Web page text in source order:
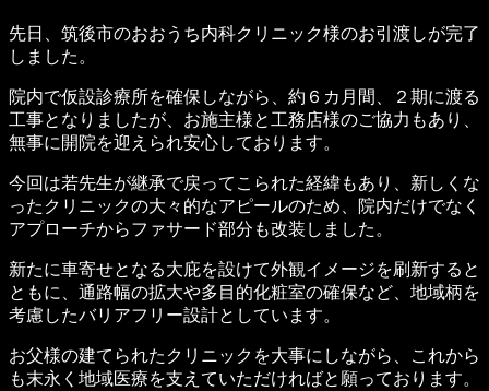
先日、筑後市のおおうち内科クリニック様のお引渡しが完了
しました。
院内で仮設診療所を確保しながら、約６カ月間、２期に渡る
工事となりましたが、お施主様と工務店様のご協力もあり、
無事に開院を迎えられ安心しております。
今回は若先生が継承で戻ってこられた経緯もあり、新しくな
ったクリニックの大々的なアピールのため、院内だけでなく
アプローチからファサード部分も改装しました。
新たに車寄せとなる大庇を設けて外観イメージを刷新すると
ともに、通路幅の拡大や多目的化粧室の確保など、地域柄を
考慮したバリアフリー設計としています。
お父様の建てられたクリニックを大事にしながら、これから
も末永く地域医療を支えていただければと願っております。